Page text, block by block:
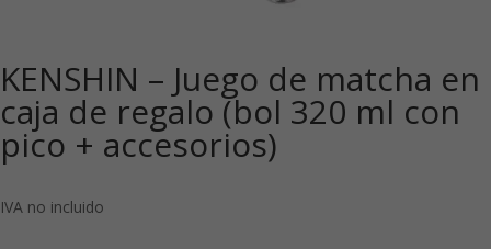
KENSHIN – Juego de matcha en
caja de regalo (bol 320 ml con
pico + accesorios)
IVA no incluido